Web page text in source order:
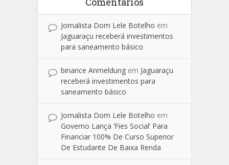
Jornalista Dom Lele Botelho em
Jaguaraçu receberá investimentos
para saneamento básico
binance Anmeldung em Jaguaraçu
receberá investimentos para
saneamento básico
Jornalista Dom Lele Botelho em
Governo Lança ‘Fies Social’ Para
Financiar 100% De Curso Superior
De Estudante De Baixa Renda